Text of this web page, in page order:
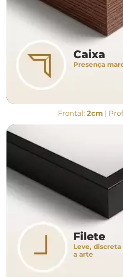
Caixa
Presença
Frontal: 2cm|
Filete
Leve,
a arte